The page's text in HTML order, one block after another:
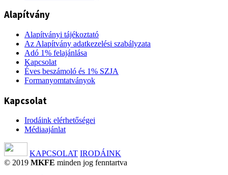
Alapítvány
Alapítványi tájékoztató
Az Alapítvány adatkezelési szabályzata
Adó 1% felajánlása
Kapcsolat
Éves beszámoló és 1% SZJA
Formanyomtatványok
Kapcsolat
Irodáink elérhetőségei
Médiaajánlat
KAPCSOLAT IRODÁINK
© 2019 MKFE minden jog fenntartva